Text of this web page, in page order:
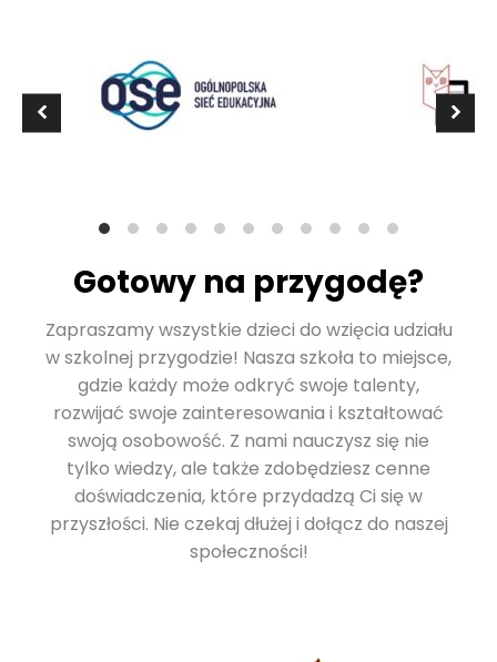
Gotowy na przygodę?
Zapraszamy wszystkie dzieci do wzięcia udziału
w szkolnej przygodzie! Nasza szkoła to miejsce,
gdzie każdy może odkryć swoje talenty,
rozwijać swoje zainteresowania i kształtować
swoją osobowość. Z nami nauczysz się nie
tylko wiedzy, ale także zdobędziesz cenne
doświadczenia, które przydadzą Ci się w
przyszłości. Nie czekaj dłużej i dołącz do naszej
społeczności!